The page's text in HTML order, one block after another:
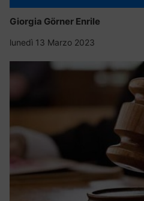
Giorgia Görner Enrile
lunedì 13 Marzo 2023